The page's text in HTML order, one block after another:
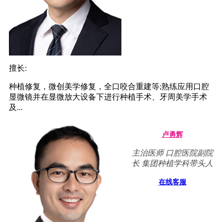
擅长:
种植修复，微创美学修复，全口咬合重建等;熟练应用口腔
显微镜并在显微放大设备下进行种植手术、牙周美学手术
及...
卢勇辉
主治医师 口腔医院副院
长 集团种植学科带头人
在线客服